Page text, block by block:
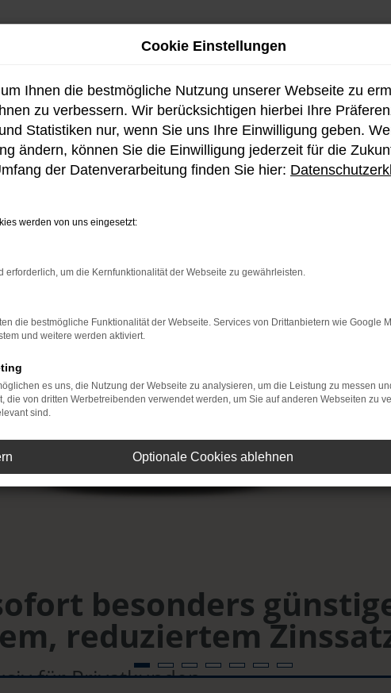
besonders
reduziertem
für Privatkunden
Cookie Einstellungen
Ihnen die bestmögliche Nutzung unserer Webseite zu
zu verbessern. Wir berücksichtigen hierbei Ihre
Statistiken nur, wenn Sie uns Ihre Einwilligung geben.
ändern, können Sie die Einwilligung jederzeit für die
der Datenverarbeitung finden Sie hier:
werden von uns eingesetzt:
erforderlich, um die Kernfunktionalität der Webseite zu gewährleisten.
die bestmögliche Funktionalität der Webseite. Services von Drittanbietern wie Google
und weitere werden aktiviert.
es uns, die Nutzung der Webseite zu analysieren, um die Leistung zu messen
die von dritten Werbetreibenden verwendet werden, um Sie auf anderen Webseiten zu
sind.
Optionale Cookies ablehnen